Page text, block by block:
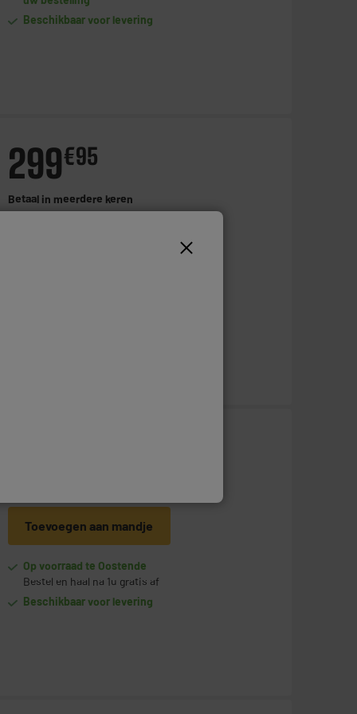
Beschikbaar voor levering
299€95
Betaal in meerdere keren
Toevoegen aan mandje
Op voorraad te Oostende
Bestel en haal na 1u gratis af
Beschikbaar voor levering